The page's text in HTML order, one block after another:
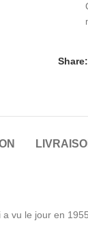
Share:
vu le jour en